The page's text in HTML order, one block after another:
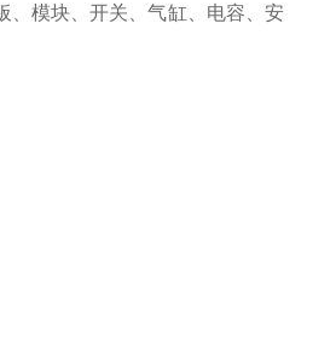
、模块、开关、气缸、电容、安